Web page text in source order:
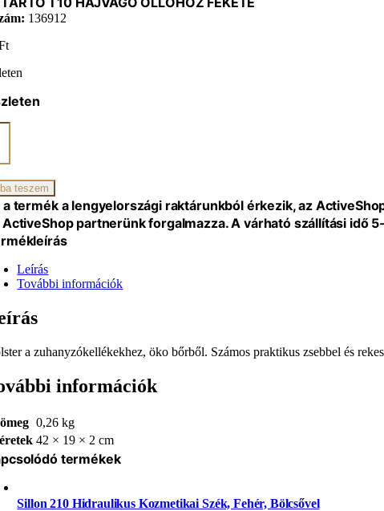
136912
teszem
a termék a lengyelországi raktárunkból érkezik, az
ActiveShop partnerünk forgalmazza. A várható szállítási idő
Leírás
További információk
a zuhanyzókellékekhez, öko bőrből. Számos praktikus zsebbel és
információk
0,26 kg
42 × 19 × 2 cm
termékek
Sillon 210 Hidraulikus Kozmetikai Szék, Fehér, Bölcsővel